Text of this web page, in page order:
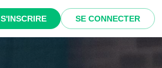
S'INSCRIRE SE CONNECTER